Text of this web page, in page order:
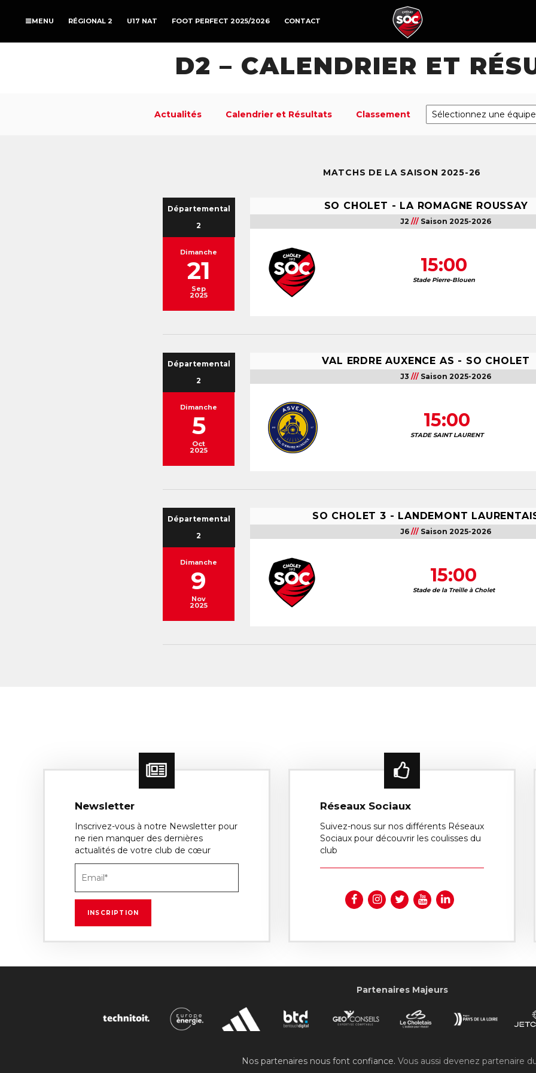
RÉGIONAL 2 U17 NAT FOOT PERFECT 2025/2026 CONTACT
D2 – CALENDRIER ET
Actualités Calendrier et Résultats Classement
MATCHS DE LA SAISON 2025-26
Départemental
2
Dimanche
21
Sep
2025
SO CHOLET - LA ROMAGNE ROUSSAY
J2 ///Saison 2025-2026
15:00
Stade Pierre-Blouen
Départemental
2
Dimanche
5
Oct
2025
VAL ERDRE AUXENCE AS - SO CHOLET
J3 ///Saison 2025-2026
15:00
STADE SAINT LAURENT
Départemental
2
Dimanche
9
Nov
2025
SO CHOLET 3 - LANDEMONT
J6 ///Saison 2025-2026
15:00
Stade de la Treille à Cholet
Newsletter
Inscrivez-vous à notre Newsletter pour
ne rien manquer des dernières
actualités de votre club de cœur
Réseaux Sociaux
Suivez-nous sur nos différents Réseaux
Sociaux pour découvrir les coulisses du
club
Partenaires Majeurs
Nos partenaires nous font confiance. Vous aussi devenez partenaire